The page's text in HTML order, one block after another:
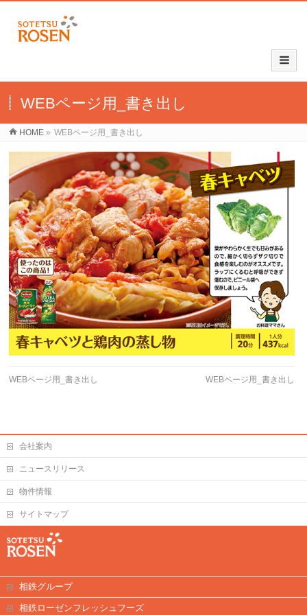
WEBページ用_書き出し
HOME » WEBページ用_書き出し
WEBページ用_書き出し WEBページ用_書き出し
会社案内
ニュースリリース
物件情報
サイトマップ
相鉄グループ
相鉄ローゼンフレッシュフーズ